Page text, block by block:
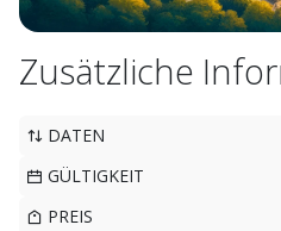
Zusätzliche
DATEN
GÜLTIGKEIT
PREIS